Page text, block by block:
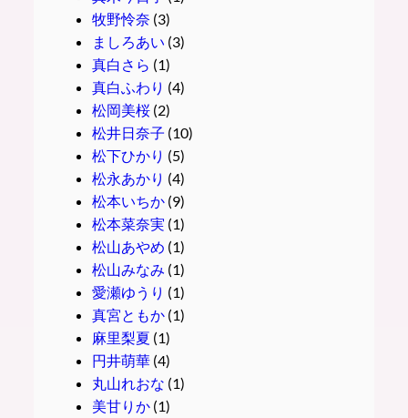
牧野怜奈 (3)
ましろあい (3)
真白さら (1)
真白ふわり (4)
松岡美桜(2)
松井日奈子 (10)
松下ひかり (5)
松永あかり (4)
松本いちか(9)
松本菜奈実 (1)
松山あやめ (1)
松山みなみ (1)
愛瀬ゆうり (1)
真宮ともか(1)
麻里梨夏 (1)
円井萌華(4)
丸山れおな (1)
美甘りか(1)